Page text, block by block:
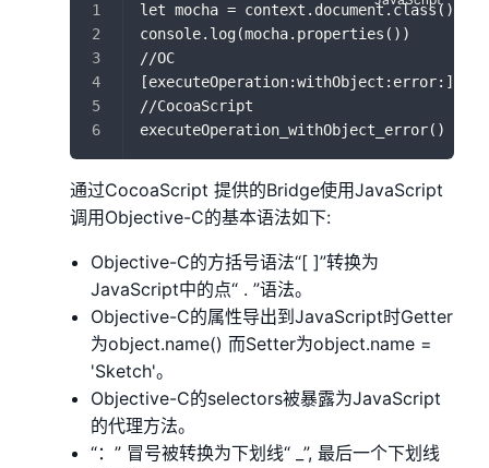
let mocha =
console.log(mocha.properties())
//OC
[executeOperation:withObject:error:]
//CocoaScript
executeOperation_withObject_error()
通过CocoaScript 提供的Bridge使用JavaScript
调用Objective-C的基本语法如下:
Objective-C的方括号语法“[ ]”转换为
JavaScript中的点“ . ”语法。
Objective-C的属性导出到JavaScript时Getter
为object.name() 而Setter为object.name =
'Sketch'。
Objective-C的selectors被暴露为JavaScript
的代理方法。
“：” 冒号被转换为下划线“ _”, 最后一个下划线